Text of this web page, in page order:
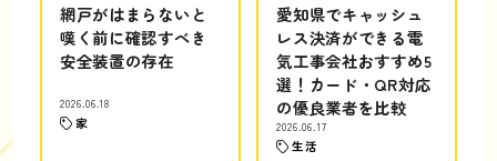
網戸がはまらないと
嘆く前に確認すべき
安全装置の存在
2026.06.18
家
愛知県でキャッシュ
レス決済ができる電
気工事会社おすすめ5
選！カード・QR対応
の優良業者を比較
2026.06.17
生活